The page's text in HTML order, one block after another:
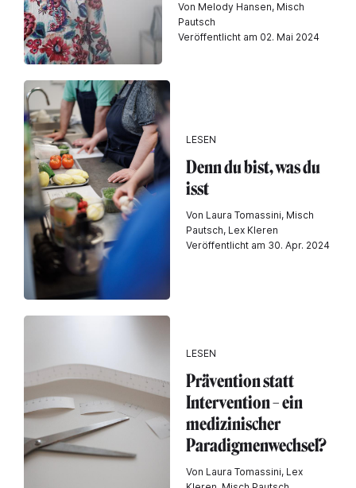
Von Melody Hansen, Misch
Pautsch
Veröffentlicht am 02. Mai 2024
LESEN
Denn du bist, was du
isst
Von Laura Tomassini, Misch
Pautsch, Lex Kleren
Veröffentlicht am 30. Apr. 2024
LESEN
Prävention statt
Intervention – ein
medizinischer
Paradigmenwechsel?
Von Laura Tomassini, Lex